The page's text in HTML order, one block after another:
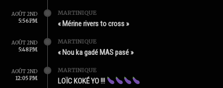
AOÛT 2ND
5:56 PM
MARTINIQUE
« Mérine rivers to cross »
AOÛT 2ND
5:48 PM
MARTINIQUE
« Nou ka gadé MAS pasé »
AOÛT 2ND
12:05 PM
MARTINIQUE
LOÏC KOKÉ YO !!!